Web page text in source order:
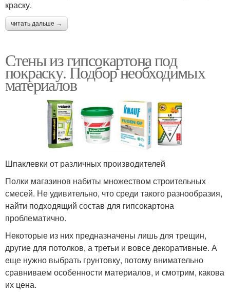
краску.
читать дальше →
Стены из гипсокартона под
покраску. Подбор необходимых
материалов
Шпаклевки от различных производителей
Полки магазинов набиты множеством строительных
смесей. Не удивительно, что среди такого разнообразия,
найти подходящий состав для гипсокартона
проблематично.
Некоторые из них предназначены лишь для трещин,
другие для потолков, а третьи и вовсе декоративные. А
еще нужно выбрать грунтовку, потому внимательно
сравниваем особенности материалов, и смотрим, какова
их цена.